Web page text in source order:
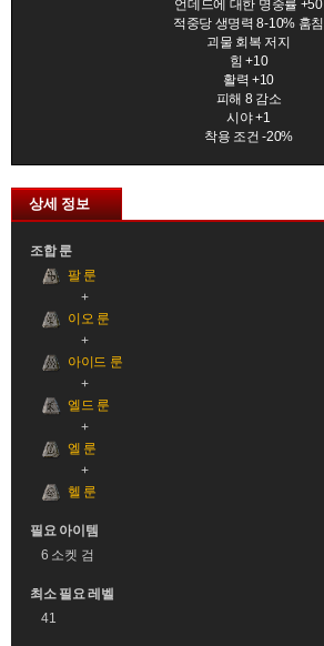
언데드에 대한 명중률 +50
적중당 생명력 8-10% 훔침
괴물 회복 저지
힘 +10
활력 +10
피해 8 감소
시야 +1
착용 조건 -20%
상세 정보
조합 룬
팔 룬
이오 룬
아이드 룬
엘드 룬
엘 룬
헬 룬
필요 아이템
6 소켓 검
최소 필요 레벨
41